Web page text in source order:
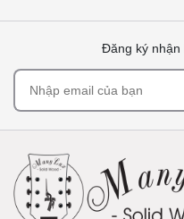
Đăng ký nhận